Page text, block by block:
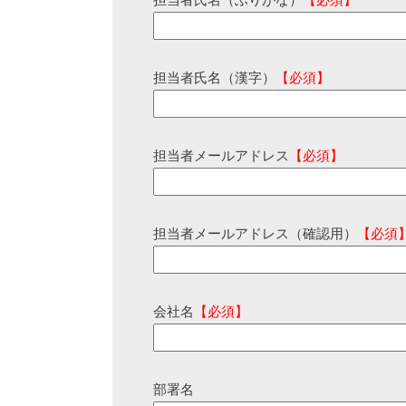
担当者氏名（漢字） 【必須】
担当者メールアドレス 【必須】
担当者メールアドレス（確認用） 【必須
会社名 【必須】
部署名